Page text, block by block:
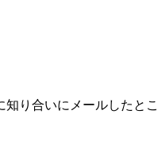
り合いにメールしたと